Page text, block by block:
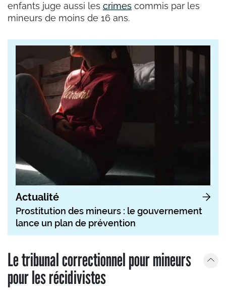
enfants juge aussi les crimes commis par les
mineurs de moins de 16 ans.
Actualité
Prostitution des mineurs : le gouvernement
lance un plan de prévention
Le tribunal correctionnel pour mineurs
pour les récidivistes